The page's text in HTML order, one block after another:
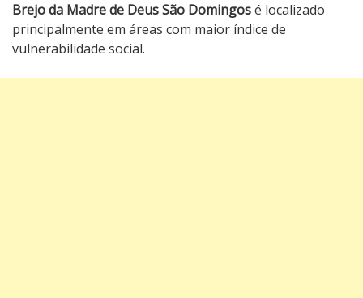
Brejo da Madre de Deus São Domingosé localizado
principalmente em áreas com maior índice de
vulnerabilidade social.